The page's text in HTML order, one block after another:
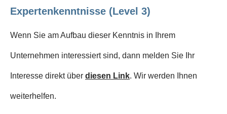
Expertenkenntnisse (Level 3)
Wenn Sie am Aufbau dieser Kenntnis in Ihrem
Unternehmen interessiert sind, dann melden Sie Ihr
Interesse direkt über diesen Link. Wir werden Ihnen
weiterhelfen.